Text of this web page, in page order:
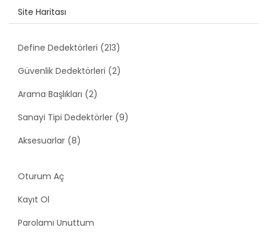
Site Haritası
Define Dedektörleri (213)
Güvenlik Dedektörleri (2)
Arama Başlıkları (2)
Sanayi Tipi Dedektörler (9)
Aksesuarlar (8)
Oturum Aç
Kayıt Ol
Parolamı Unuttum